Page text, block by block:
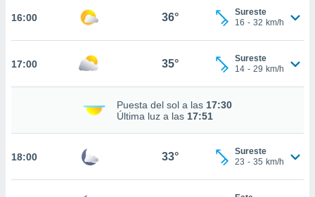
ni para
aunque
no
abono
16:00 36°
Sureste
16 - 32 km/h
17:00 35°
Sureste
14 - 29 km/h
Puesta del sol a las 17:30
Última luz a las 17:51
18:00 33°
Sureste
23 - 35 km/h